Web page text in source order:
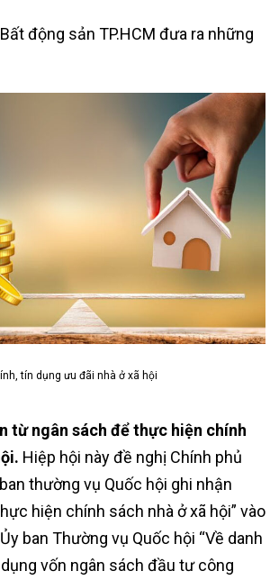
động sản TP.HCM đưa ra những
tín dụng ưu đãi nhà ở xã hội
từ ngân sách để thực hiện chính
Hiệp hội này đề nghị Chính phủ
thường vụ Quốc hội ghi nhận
hiện chính sách nhà ở xã hội” vào
ban Thường vụ Quốc hội “Về danh
vốn ngân sách đầu tư công